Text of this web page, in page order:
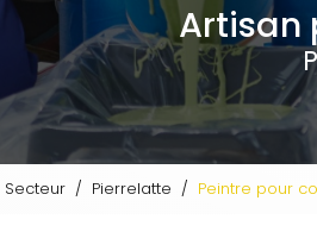
Artisan
Secteur Pierrelatte Peintre pour